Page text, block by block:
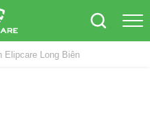
Elipcare Long Biên